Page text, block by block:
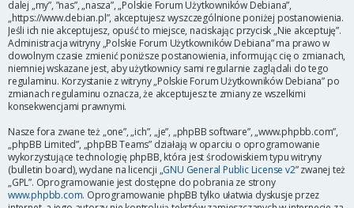
j
dalej „my”, ”nas”, „nasza”, „Polskie Forum Użytkowników Debiana”,
„https://www.debian.pl”, akceptujesz wyszczególnione poniżej postanowienia.
Jeśli ich nie akceptujesz, opuść to miejsce, naciskając przycisk „Nie akceptuję”.
Administracja witryny „Polskie Forum Użytkowników Debiana” ma prawo w
dowolnym czasie zmienić poniższe postanowienia, informując cię o zmianach,
niemniej wskazane jest, aby użytkownicy sami regularnie zaglądali do tego
regulaminu. Korzystanie z witryny „Polskie Forum Użytkowników Debiana” po
zmianach regulaminu oznacza, że akceptujesz te zmiany ze wszelkimi
konsekwencjami prawnymi.
Nasze fora zwane też „one”, „ich”, „je”, „phpBB software”, „www.phpbb.com”,
„phpBB Limited”, „phpBB Teams” działają w oparciu o oprogramowanie
wykorzystujące technologię phpBB, która jest środowiskiem typu witryny
(bulletin board), wydane na licencji „GNU General Public License v2” zwanej też
„GPL”. Oprogramowanie jest dostępne do pobrania ze strony
www.phpbb.com. Oprogramowanie phpBB tylko ułatwia dyskusje przez